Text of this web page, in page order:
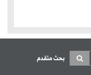
بحث متقدم